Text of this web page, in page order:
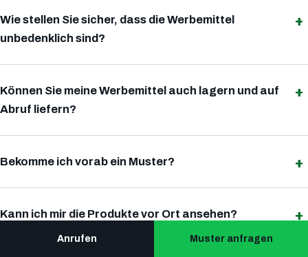
Wie stellen Sie sicher, dass die Werbemittel
unbedenklich sind?
Können Sie meine Werbemittel auch lagern und auf
Abruf liefern?
Bekomme ich vorab ein Muster?
Kann ich mir die Produkte vor Ort ansehen?
Anrufen Muster anfragen